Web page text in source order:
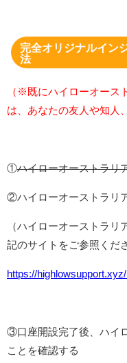
完全オリジナルイン
法
（※既にハイローオース
は、あなたの友人や知人
①ハイローオーストラリ
②ハイローオーストラリ
（ハイローオーストラ
記のサイトをご参照くだ
https://
③口座開設完了後、ハイ
ことを確認する